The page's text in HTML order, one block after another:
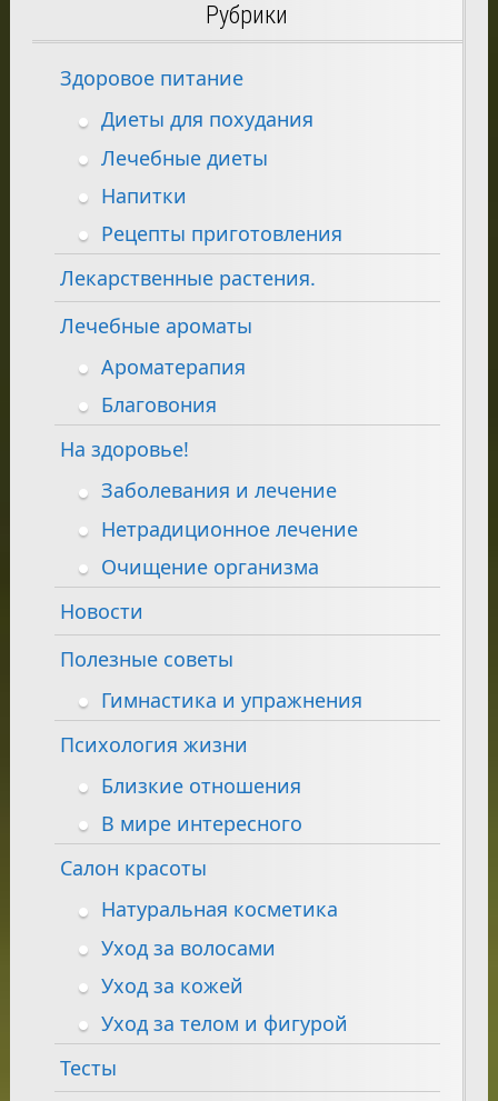
Рубрики
Здоровое питание
Диеты для похудания
Лечебные диеты
Напитки
Рецепты приготовления
Лекарственные растения.
Лечебные ароматы
Ароматерапия
Благовония
На здоровье!
Заболевания и лечение
Нетрадиционное лечение
Очищение организма
Новости
Полезные советы
Гимнастика и упражнения
Психология жизни
Близкие отношения
В мире интересного
Салон красоты
Натуральная косметика
Уход за волосами
Уход за кожей
Уход за телом и фигурой
Тесты